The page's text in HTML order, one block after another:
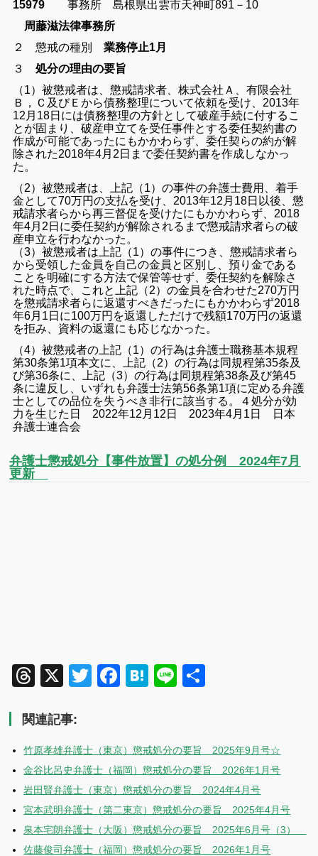
15979事務所 島根県出雲市天神町891－10
周藤滋法律事務所
２ 懲戒の種別業務停止1月
３処分の理由の要旨
（1）被懲戒者は、懲戒請求者、株式会社Ａ、有限会社
Ｂ，Ｃ及びＥから債務整理について依頼を受け、2013年
12月18日には債務整理の方針として破産手続に付するこ
とが固まり、破産申立てを受任事件とする委任契約書の
作成が可能であったにもかかわらず、委任契らの約が解
除された2018年4月2日まで委任契約書を作成しなかっ
た。
（2）被懲戒者は、上記（1）の事件の弁護士費用、着手
金として70万円の支払を受け、2013年12月18日以後、懲
戒請求者らから再三督促を受けたにもかかわらず、2018
年4月2日に委任契約が解除されるまで懲戒請求者らの破
産申立を行わなかった。
（3）被懲戒者は上記（1）の事件につき、懲戒請求者ら
から受領した金員を自己の金員と区別し、預り金である
ことを明確にする方法で保管等せず、委任契約を解除さ
れた時点で、これと上記（2）の金員を合わせた270万円
を懲戒請求者らに返還すべきだったにもかかわらず2018
年6月1日に100万円を返還しただけで残額170万円の返還
を拒み、資料の返還にも応じなかった。
（4）被懲戒者の上記（1）の行為は弁護士職務基本規程
第30条第1項本文に、上記（2）の行為は同規程第35条及
び第36条に、上記（3）の行為は同規程第38条及び第45
条に違反し、いずれも弁護士法第56条第1項に定める弁護
士としての品位を失うべき非行に該当する。
４処分が効
力を生じた日 2022年12月12日 2023年4月1日 日本
弁護士連合会
弁護士懲戒処分【事件放置】の処分例 2024年7月
更新
Threads
X TwitterFacebook
Hatena
Line
関連記事:
竹原孝雄弁護士（東京）懲戒処分の要旨 2025年9月号☆
金谷比呂史弁護士（福岡）懲戒処分の要旨 2026年1月号
岩田賢弁護士（東京）懲戒処分の要旨 2024年4月号
宮本武明弁護士（第二東京）懲戒処分の要旨 2025年4月号
泉本宅朗弁護士（大阪）懲戒処分の要旨 2025年6月号（3）
佐藤俊司弁護士（福岡）懲戒処分の要旨 2026年1月号